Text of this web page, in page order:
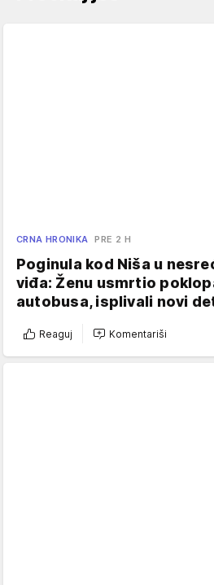
CRNA HRONIKA PRE 2 H
Poginula kod Niša u
viđa: Ženu usmrtio
autobusa, isplivali novi
Reaguj Komentariši